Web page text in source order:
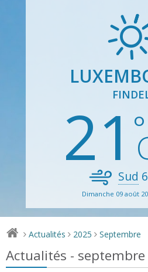
21Sud 6
Dimanche 09 août
> Actualités > 2025 > Septembre
Actualités - septembre